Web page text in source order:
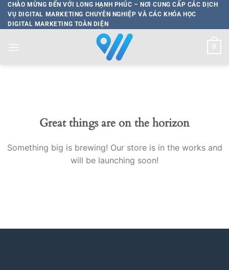
Bỏ
qua
nội
CHÀO MỪNG ĐẾN VỚI LONG HẠNH PHÚC – NƠI CUNG CẤP CÁC DỊCH
VỤ DIGITAL MARKETING CHUYÊN NGHIỆP VÀ CÁC KHÓA HỌC
DIGITAL MARKETING TOÀN DIỆN
0
Great things are on the horizon
Something big is brewing! Our store is in the works and
will be launching soon!